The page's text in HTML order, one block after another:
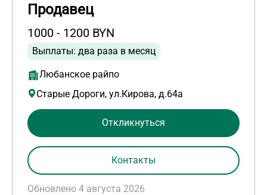
Продавец
1000 - 1200 BYN
Выплаты: два раза в месяц
Любанское райпо
Старые Дороги, ул.Кирова, д.64а
Обновлено 4 августа 2026
Откликнуться
Контакты